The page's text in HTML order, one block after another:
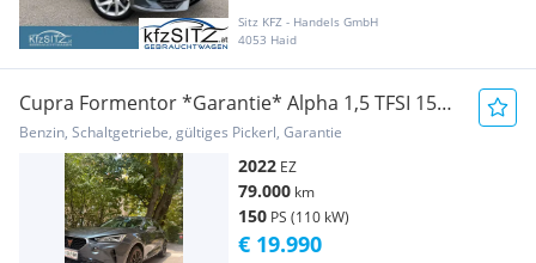
Sitz KFZ - Handels GmbH
4053 Haid
Cupra Formentor *Garantie* Alpha 1,5 TFSI 150
PS
Benzin, Schaltgetriebe, gültiges Pickerl, Garantie
2022 EZ
79.000 km
150 PS (110 kW)
€ 19.990